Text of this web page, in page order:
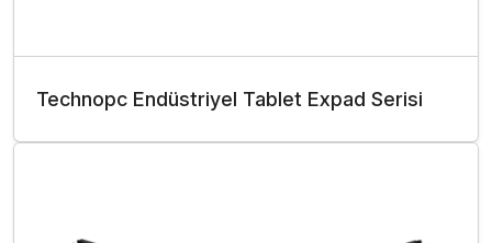
Technopc Endüstriyel Tablet Expad Serisi